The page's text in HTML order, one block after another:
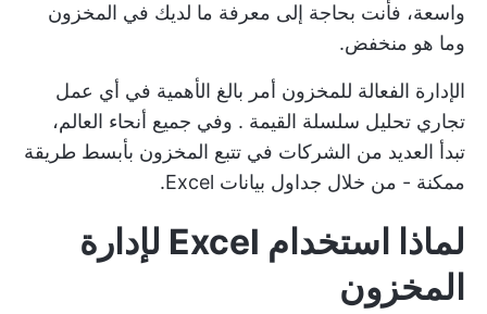
واسعة، فأنت بحاجة إلى معرفة ما لديك في المخزون
وما هو منخفض.
الإدارة الفعالة للمخزون أمر بالغ الأهمية في أي عمل
تجاري تحليل سلسلة القيمة . وفي جميع أنحاء العالم،
تبدأ العديد من الشركات في تتبع المخزون بأبسط طريقة
ممكنة - من خلال جداول بيانات Excel.
لماذا استخدام Excel لإدارة
المخزون